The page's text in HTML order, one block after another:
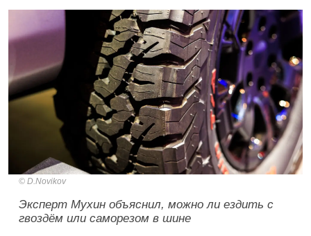
D.Novikov
Эксперт Мухин объяснил, можно ли ездить с
гвоздём или саморезом в шине